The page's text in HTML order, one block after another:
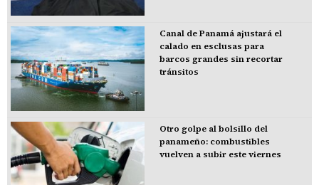
Canal de Panamá ajustará el
calado en esclusas para
barcos grandes sin recortar
tránsitos
Otro golpe al bolsillo del
panameño: combustibles
vuelven a subir este viernes